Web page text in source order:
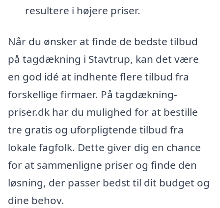
resultere i højere priser.
Når du ønsker at finde de bedste tilbud
på tagdækning i Stavtrup, kan det være
en god idé at indhente flere tilbud fra
forskellige firmaer. På tagdækning-
priser.dk har du mulighed for at bestille
tre gratis og uforpligtende tilbud fra
lokale fagfolk. Dette giver dig en chance
for at sammenligne priser og finde den
løsning, der passer bedst til dit budget og
dine behov.